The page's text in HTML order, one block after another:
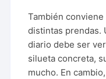
También
distintas prendas.
diario debe ser
silueta concreta,
mucho. En